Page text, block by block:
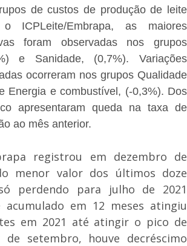
de custos de produção de leite
ICPLeite/Embrapa, as maiores
foram observadas nos grupos
e Sanidade, (0,7%). Variações
ocorreram nos grupos Qualidade
Energia e combustível, (-0,3%). Dos
apresentaram queda na taxa de
ao mês anterior.
registrou em dezembro de
menor valor dos últimos doze
perdendo para julho de 2021
acumulado em 12 meses atingiu
em 2021 até atingir o pico de
setembro, houve decréscimo